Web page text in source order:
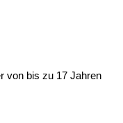
von bis zu 17 Jahren